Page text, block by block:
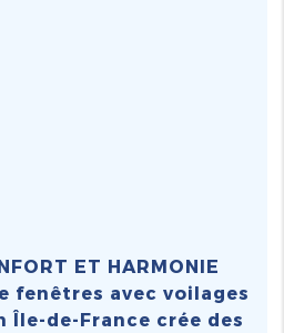
ET HARMONIE
fenêtres avec voilages
Île-de-France crée des